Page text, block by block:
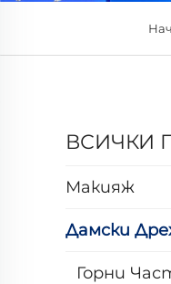
ВСИЧКИ
Макияж
Дамски
Горни